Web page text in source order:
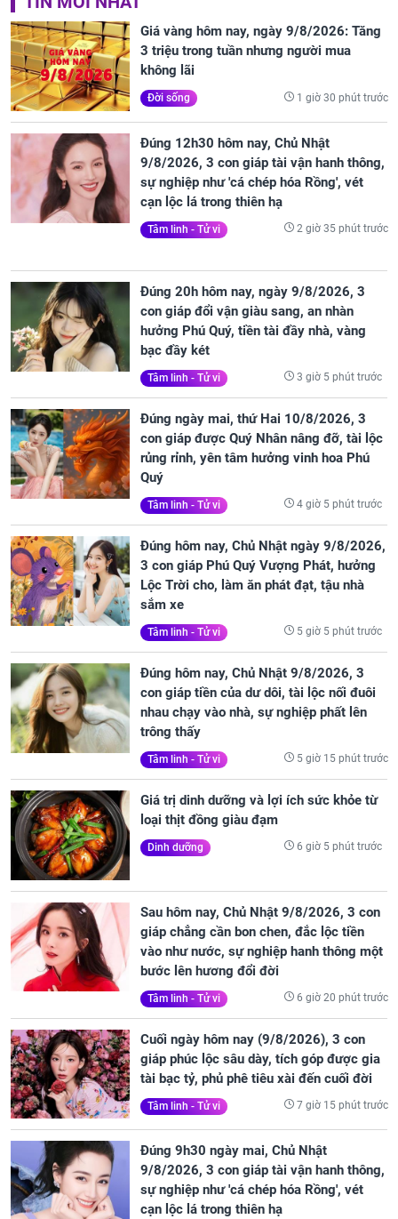
Giá vàng hôm nay, ngày 9/8/2026: Tăng
3 triệu trong tuần nhưng người mua
không lãi
Đời sống 1 giờ 30 phút trước
Đúng 12h30 hôm nay, Chủ Nhật
9/8/2026, 3 con giáp tài vận hanh thông,
sự nghiệp như 'cá chép hóa Rồng', vét
cạn lộc lá trong thiên hạ
Tâm linh - Tử vi 2 giờ 35 phút trước
Đúng 20h hôm nay, ngày 9/8/2026, 3
con giáp đổi vận giàu sang, an nhàn
hưởng Phú Quý, tiền tài đầy nhà, vàng
bạc đầy két
Tâm linh - Tử vi 3 giờ 5 phút trước
Đúng ngày mai, thứ Hai 10/8/2026, 3
con giáp được Quý Nhân nâng đỡ, tài lộc
rủng rỉnh, yên tâm hưởng vinh hoa Phú
Quý
Tâm linh - Tử vi 4 giờ 5 phút trước
Đúng hôm nay, Chủ Nhật ngày 9/8/2026,
3 con giáp Phú Quý Vượng Phát, hưởng
Lộc Trời cho, làm ăn phát đạt, tậu nhà
sắm xe
Tâm linh - Tử vi 5 giờ 5 phút trước
Đúng hôm nay, Chủ Nhật 9/8/2026, 3
con giáp tiền của dư dôi, tài lộc nối đuôi
nhau chạy vào nhà, sự nghiệp phất lên
trông thấy
Tâm linh - Tử vi 5 giờ 15 phút trước
Giá trị dinh dưỡng và lợi ích sức khỏe từ
loại thịt đồng giàu đạm
Dinh dưỡng 6 giờ 5 phút trước
Sau hôm nay, Chủ Nhật 9/8/2026, 3 con
giáp chẳng cần bon chen, đắc lộc tiền
vào như nước, sự nghiệp hanh thông một
bước lên hương đổi đời
Tâm linh - Tử vi 6 giờ 20 phút trước
Cuối ngày hôm nay (9/8/2026), 3 con
giáp phúc lộc sâu dày, tích góp được gia
tài bạc tỷ, phủ phê tiêu xài đến cuối đời
Tâm linh - Tử vi 7 giờ 15 phút trước
Đúng 9h30 ngày mai, Chủ Nhật
9/8/2026, 3 con giáp tài vận hanh thông,
sự nghiệp như 'cá chép hóa Rồng', vét
cạn lộc lá trong thiên hạ